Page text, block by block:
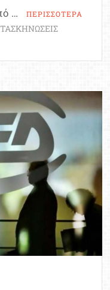
… ΠΕΡΙΣΣΟΤΕΡΑ